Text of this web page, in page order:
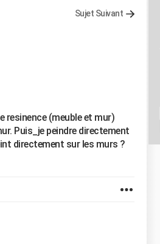
Sujet Suivant
resinence (meuble et mur)
Puis_je peindre directement
directement sur les murs ?